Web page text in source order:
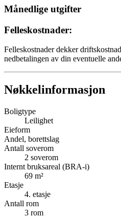
Månedlige utgifter
Felleskostnader:
Felleskostnader dekker
nedbetalingen av din eventuelle
Nøkkelinformasjon
Boligtype
Leilighet
Eieform
Andel, borettslag
Antall soverom
2 soverom
Internt bruksareal (BRA-i)
69 m²
Etasje
4. etasje
Antall rom
3 rom